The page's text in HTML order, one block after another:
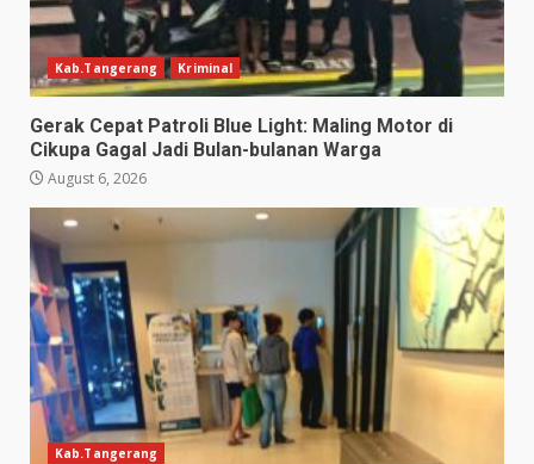
Kab.Tangerang Kriminal
Gerak Cepat Patroli Blue Light: Maling Motor di
Cikupa Gagal Jadi Bulan-bulanan Warga
August 6, 2026
Kab.Tangerang